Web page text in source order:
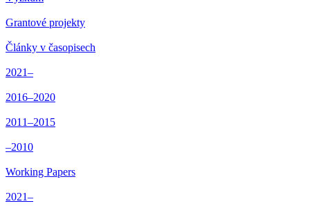
Grantové projekty
Články v časopisech
2021–
2016–2020
2011–2015
–2010
Working Papers
2021–